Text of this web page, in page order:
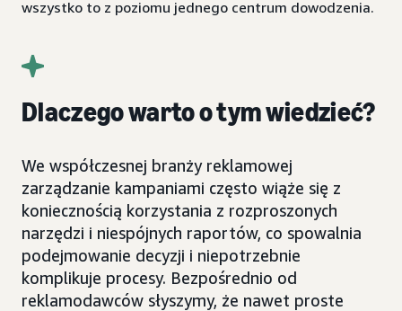
wszystko to z poziomu jednego centrum dowodzenia.
Dlaczego warto o tym wiedzieć?
We współczesnej branży reklamowej
zarządzanie kampaniami często wiąże się z
koniecznością korzystania z rozproszonych
narzędzi i niespójnych raportów, co spowalnia
podejmowanie decyzji i niepotrzebnie
komplikuje procesy. Bezpośrednio od
reklamodawców słyszymy, że nawet proste